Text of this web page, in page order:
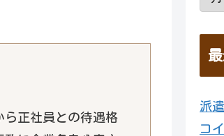
ら正社員との待遇格
派
コ